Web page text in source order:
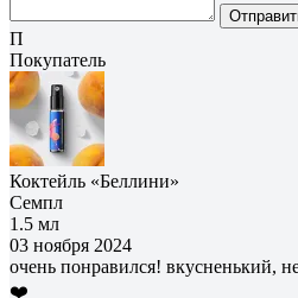
П
Покупатель
Коктейль «Беллини»
Семпл
1.5 мл
03 ноября 2024
очень понравился! вкусненький,
❤️